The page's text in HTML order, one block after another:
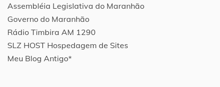
Assembléia Legislativa do Maranhão
Governo do Maranhão
Rádio Timbira AM 1290
SLZ HOST Hospedagem de Sites
Meu Blog Antigo*